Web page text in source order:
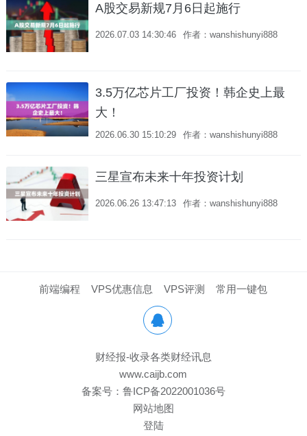
A股交易新规7月6日起施行
2026.07.03 14:30:46 作者：wanshishunyi888
3.5万亿芯片工厂投资！韩企史上最
大！
2026.06.30 15:10:29 作者：wanshishunyi888
三星宣布未来十年投资计划
2026.06.26 13:47:13 作者：wanshishunyi888
前端编程 VPS优惠信息 VPS评测 常用一键包

财经报-收录各类财经讯息
www.caijb.com
备案号： 鲁ICP备2022001036号
网站地图
登陆